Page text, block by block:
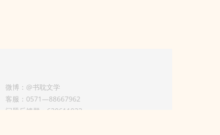
微博：@书耽文学
客服：0571—88667962
问题反馈群：630611933